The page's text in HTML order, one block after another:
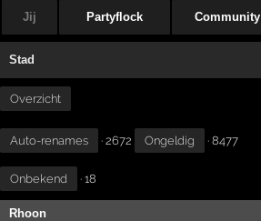
Jij Partyflock Community
Stad
Overzicht
Auto-renames · 2672 Ongeldig · 8477
Onbekend · 18
Rhoon